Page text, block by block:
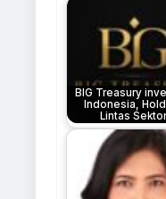
BIG Treasury
Indonesia,
Lintas Sektor